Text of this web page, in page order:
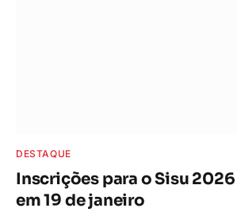
DESTAQUE
Inscrições para o Sisu
em 19 de janeiro